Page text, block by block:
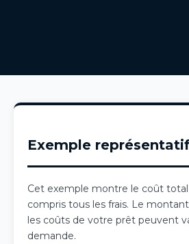
Exemple
Cet exemple montre le coût total
compris tous les frais. Le
les coûts de votre prêt peuvent
demande.